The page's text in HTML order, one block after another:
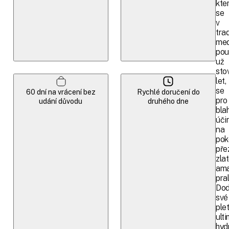
60 dní na vrácení bez
udání důvodu
Rychlé doručení do
druhého dne
se
v
už
let,
se
pro
na
své